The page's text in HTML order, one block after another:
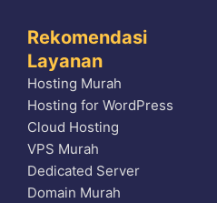
Rekomendasi
Layanan
Hosting Murah
Hosting for WordPress
Cloud Hosting
VPS Murah
Dedicated Server
Domain Murah